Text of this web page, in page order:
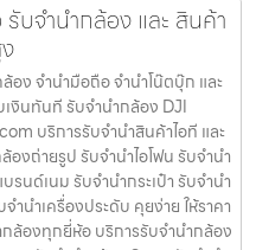
บจํานํากล้อง และ สินค้า
อง จำนำมือถือ จำนำโน๊ตบุ๊ก และ
งินทันที รับจำนำกล้อง DJI
บริการรับจํานําสินค้าไอที และ
งถ่ายรูป รับจํานําไอโฟน รับจํานํา
นด์เนม รับจํานํากระเป๋า รับจํานํา
านําเครื่องประดับ คุยง่าย ให้ราคา
ล้องทุกยี่ห้อ บริการรับจำนำกล้อง